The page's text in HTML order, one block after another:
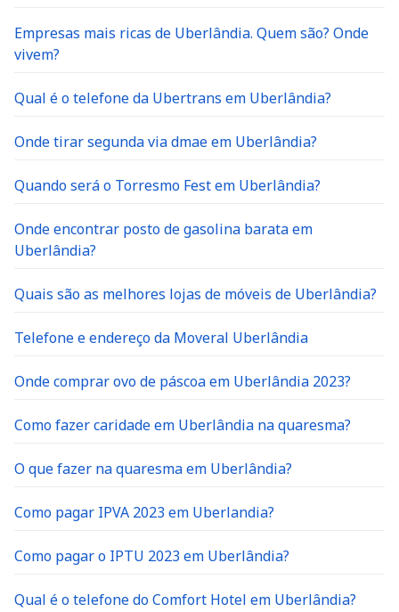
Empresas mais ricas de Uberlândia. Quem são? Onde
vivem?
Qual é o telefone da Ubertrans em Uberlândia?
Onde tirar segunda via dmae em Uberlândia?
Quando será o Torresmo Fest em Uberlândia?
Onde encontrar posto de gasolina barata em
Uberlândia?
Quais são as melhores lojas de móveis de Uberlândia?
Telefone e endereço da Moveral Uberlândia
Onde comprar ovo de páscoa em Uberlândia 2023?
Como fazer caridade em Uberlândia na quaresma?
O que fazer na quaresma em Uberlândia?
Como pagar IPVA 2023 em Uberlandia?
Como pagar o IPTU 2023 em Uberlândia?
Qual é o telefone do Comfort Hotel em Uberlândia?